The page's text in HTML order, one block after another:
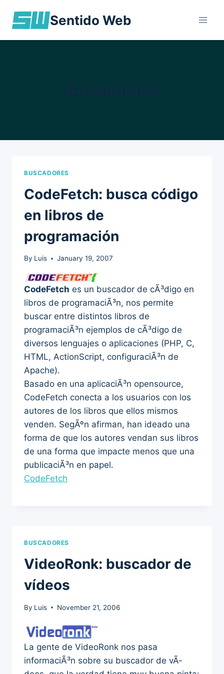
Sentido Web
BUSCADORES
CodeFetch: busca código
en libros de
programación
By Luis January 19, 2007
CodeFetch es un buscador de cÃ³digo en
libros de programaciÃ³n, nos permite
buscar entre distintos libros de
programaciÃ³n ejemplos de cÃ³digo de
diversos lenguajes o aplicaciones (PHP, C,
HTML, ActionScript, configuraciÃ³n de
Apache).
Basado en una aplicaciÃ³n opensource,
CodeFetch conecta a los usuarios con los
autores de los libros que ellos mismos
venden. SegÃºn afirman, han ideado una
forma de que los autores vendan sus libros
de una forma que impacte menos que una
publicaciÃ³n en papel.
CodeFetch
BUSCADORES
VideoRonk: buscador de
vídeos
By Luis November 21, 2006
La gente de VideoRonk nos pasa
informaciÃ³n sobre su buscador de vÃ­